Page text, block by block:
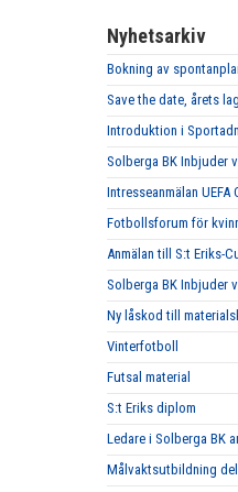
Nyhetsarkiv
Bokning av
Save the date, årets
Introduktion i
Solberga BK Inbjuder
Intresseanmälan UEFA
Fotbollsforum för
Anmälan till S:t Eriks-
Solberga BK Inbjuder
Ny låskod till
Vinterfotboll
Futsal material
S:t Eriks diplom
Ledare i Solberga BK
Målvaktsutbildning del